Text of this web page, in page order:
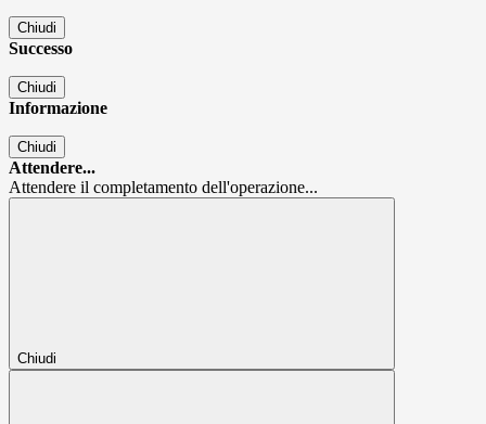
Chiudi
Successo
Chiudi
Informazione
Chiudi
Attendere...
Attendere il completamento dell'operazione...
Chiudi